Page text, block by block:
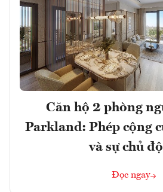
Căn hộ 2 phòng
Parkland: Phép cộng
và sự chủ
Đọc ngay